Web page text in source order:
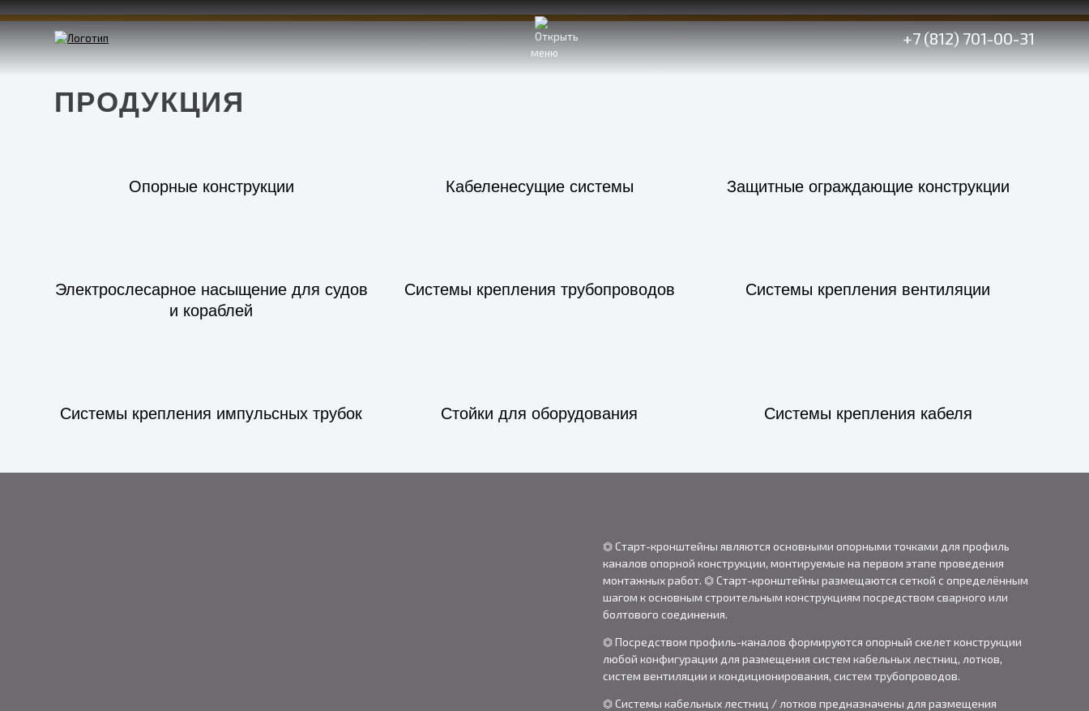
меню
+7 (812) 701-00-31
Продукция
ПРОДУКЦИЯ
Опорные конструкции Кабеленесущие системы Защитные ограждающие конструкции
Электрослесарное насыщение для судов
и кораблей
Системы крепления трубопроводов Системы крепления вентиляции
Системы крепления импульсных трубок Стойки для оборудования Системы крепления кабеля
⏣ Старт-кронштейны являются основными опорными точками для профиль
каналов опорной конструкции, монтируемые на первом этапе проведения
монтажных работ. ⏣ Старт-кронштейны размещаются сеткой с определённым
шагом к основным строительным конструкциям посредством сварного или
болтового соединения.
⏣ Посредством профиль-каналов формируются опорный скелет конструкции
любой конфигурации для размещения систем кабельных лестниц, лотков,
систем вентиляции и кондиционирования, систем трубопроводов.
⏣ Системы кабельных лестниц / лотков предназначены для размещения